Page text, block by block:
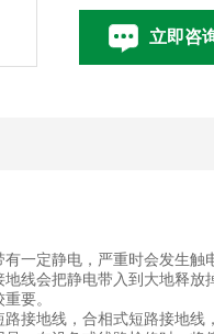
立即咨
一定静电，严重时会发生
线会把静电带入到大地释放
要。
接地线，合相式短路接地